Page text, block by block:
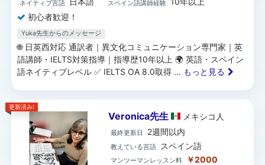
ネイティブ言語 スペイン語講師経験
初心者歓迎！
Yuka先生からのメッセージ
🌐 日英西対応 通訳者｜異文化コミュニケーション専門家｜英
語講師・IELTS対策指導｜指導歴10年以上 🌍 英語・スペイン
語ネイティブレベル ✅ IELTS OA 8.0取得 ... もっと見る
更新済み!
Veronica先生 メキシコ 人
最終更新日 2週間以内
教えている言語 スペイン語
マンツーマンレッスン料 ￥2000